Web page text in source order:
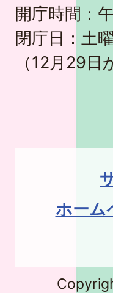
開庁時間：
閉庁日：土
（12月29日
ホーム